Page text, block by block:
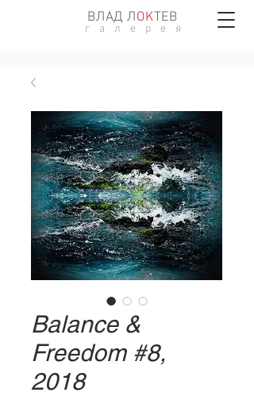
ВЛАД ЛОKТЕВ
г а л е р е я
Balance &
Freedom #8,
2018